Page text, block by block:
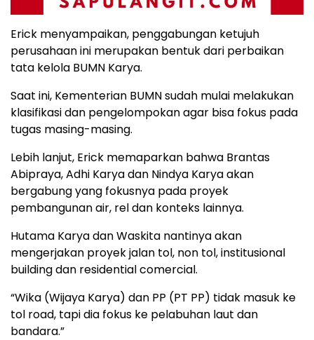
Erick menyampaikan, penggabungan ketujuh
perusahaan ini merupakan bentuk dari perbaikan
tata kelola BUMN Karya.
Saat ini, Kementerian BUMN sudah mulai melakukan
klasifikasi dan pengelompokan agar bisa fokus pada
tugas masing-masing.
Lebih lanjut, Erick memaparkan bahwa Brantas
Abipraya, Adhi Karya dan Nindya Karya akan
bergabung yang fokusnya pada proyek
pembangunan air, rel dan konteks lainnya.
Hutama Karya dan Waskita nantinya akan
mengerjakan proyek jalan tol, non tol, institusional
building dan residential comercial.
“Wika (Wijaya Karya) dan PP (PT PP) tidak masuk ke
tol road, tapi dia fokus ke pelabuhan laut dan
bandara.”